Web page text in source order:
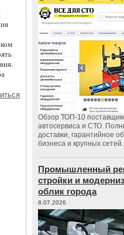
Обзор ТОП-10
автосервиса и СТО.
доставки, гарантийное
бизнеса и крупных сетей.
Промышленный
стройки и
облик города
8.07.2026